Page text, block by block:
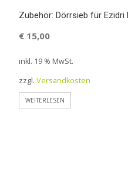
Zubehör: Dörrsieb für
€ 15,00
inkl. 19 % MwSt.
zzgl. Versandkosten
WEITERLESEN